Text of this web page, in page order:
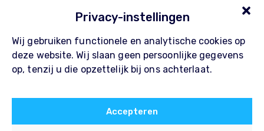
Privacy-instellingen
Wij gebruiken functionele en analytische cookies op
deze website. Wij slaan geen persoonlijke gegevens
op, tenzij u die opzettelijk bij ons achterlaat.
Accepteren
Over Pompe
Waarom Pompe
Referenties
Blog
Contact
FAQ
Algemene voorwaarden